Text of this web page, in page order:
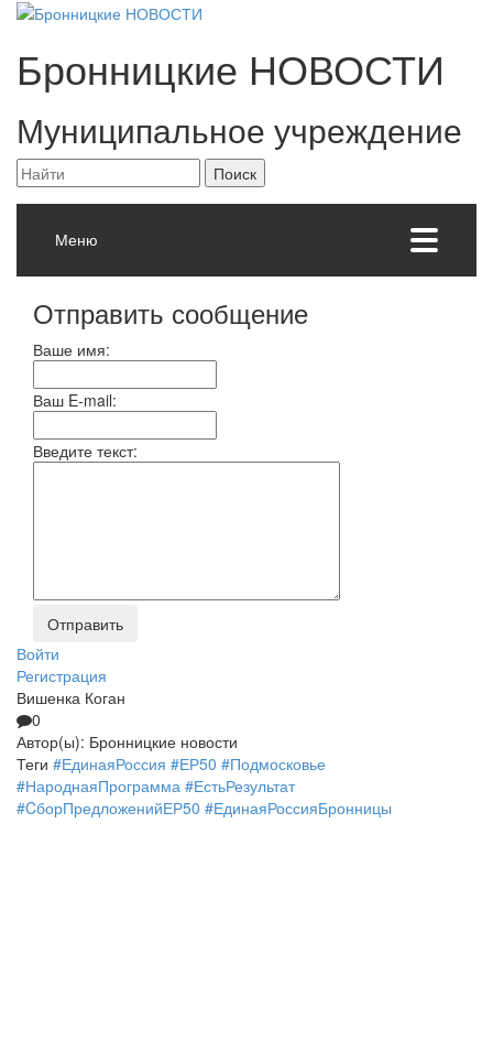
Бронницкие НОВОСТИ
Муниципальное учреждение
Меню
Отправить сообщение
Ваше имя:
Ваш E-mail:
Введите текст:
Войти
Регистрация
Вишенка Коган
0
Автор(ы): Бронницкие новости
Теги #ЕдинаяРоссия #ЕР50 #Подмосковье
#НароднаяПрограмма #ЕстьРезультат
#CборПредложенийЕР50 #ЕдинаяРоссияБронницы